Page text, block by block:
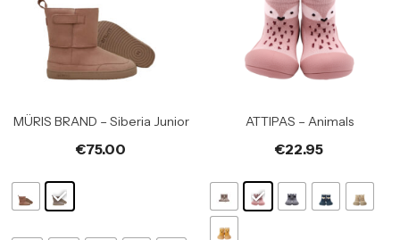
MÜRIS BRAND – Siberia Junior
€75.00
ATTIPAS – Animals
€22.95